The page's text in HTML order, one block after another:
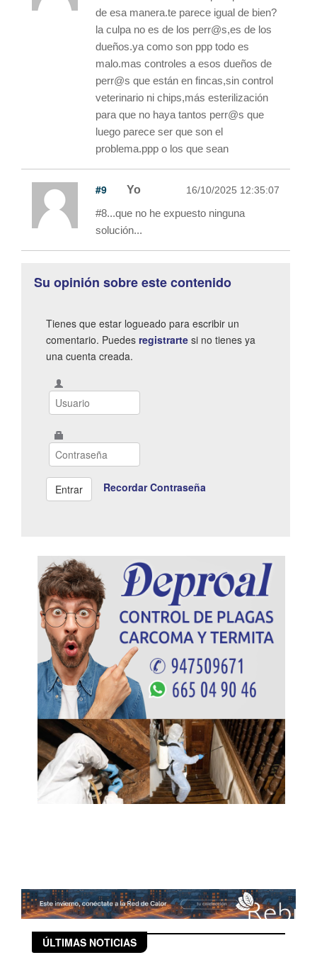
de esa manera.te parece igual de bien?
la culpa no es de los perr@s,es de los
dueños.ya como son ppp todo es
malo.mas controles a esos dueños de
perr@s que están en fincas,sin control
veterinario ni chips,más esterilización
para que no haya tantos perr@s que
luego parece ser que son el
problema.ppp o los que sean
#9 Yo 16/10/2025 12:35:07
#8...que no he expuesto ninguna
solución...
Su opinión sobre este contenido
Tienes que estar logueado para escribir un
comentario. Puedes registrarte si no tienes ya
una cuenta creada.
Recordar Contraseña
ÚLTIMAS NOTICIAS